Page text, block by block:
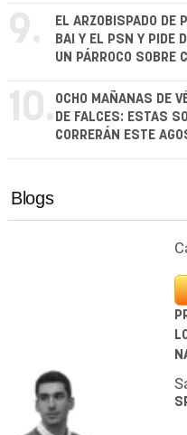
9.
EL ARZOBISPADO DE
BAI Y EL PSN Y PIDE
UN PÁRROCO SOBRE
10. OCHO MAÑANAS DE
DE FALCES: ESTAS
CORRERÁN ESTE
Blogs